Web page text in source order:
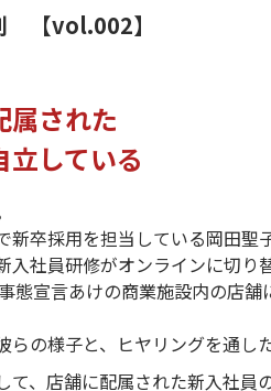
【vol.002】
属された
している
新卒採用を担当している岡田聖子
入社員研修がオンラインに切
態宣言あけの商業施設内の店
らの様子と、ヒヤリングを通し
て、店舗に配属された新入社